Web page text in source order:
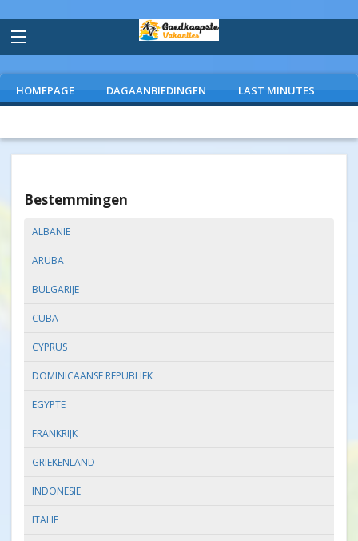
HOMEPAGE DAGAANBIEDINGEN LAST MINUTES
Bestemmingen
ALBANIE
ARUBA
BULGARIJE
CUBA
CYPRUS
DOMINICAANSE REPUBLIEK
EGYPTE
FRANKRIJK
GRIEKENLAND
INDONESIE
ITALIE